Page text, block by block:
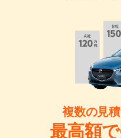
複数の見
最高額